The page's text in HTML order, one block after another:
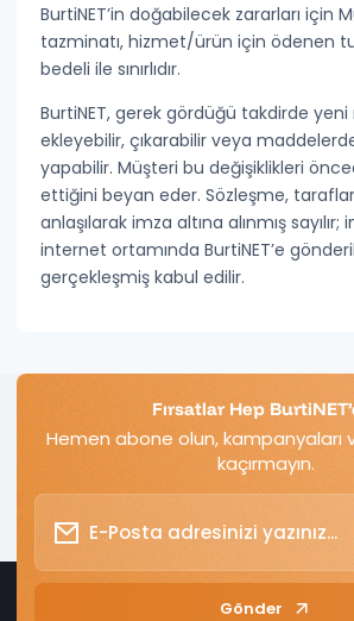
BurtiNET’in doğabilecek zararları için
tazminatı,hizmet/ürün için ödenen
bedeli ile sınırlıdır.
BurtiNET, gerek gördüğü takdirde
ekleyebilir, çıkarabilir veya
yapabilir. Müşteri bu değişiklikleri
ettiğini beyan eder. Sözleşme,
anlaşılarak imza altına alınmış sayılır;
internet ortamında BurtiNET’e
gerçekleşmiş kabul edilir.
Fırsatlar Hep
Hemen abone olun, kampanyaları
kaçırmayın.
Gönder